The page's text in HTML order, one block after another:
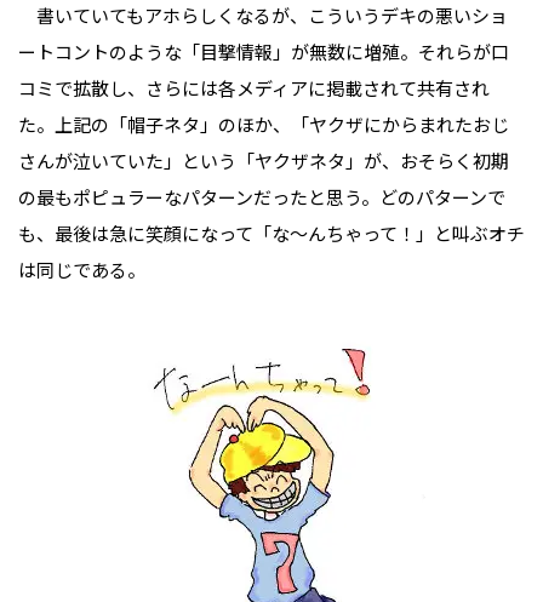
書いていてもアホらしくなるが、こういうデキの悪いショ
ートコントのような「目撃情報」が無数に増殖。それらが口
コミで拡散し、さらには各メディアに掲載されて共有され
た。上記の「帽子ネタ」のほか、「ヤクザにからまれたおじ
さんが泣いていた」という「ヤクザネタ」が、おそらく初期
の最もポピュラーなパターンだったと思う。どのパターンで
も、最後は急に笑顔になって「な～んちゃって！」と叫ぶオチ
は同じである。